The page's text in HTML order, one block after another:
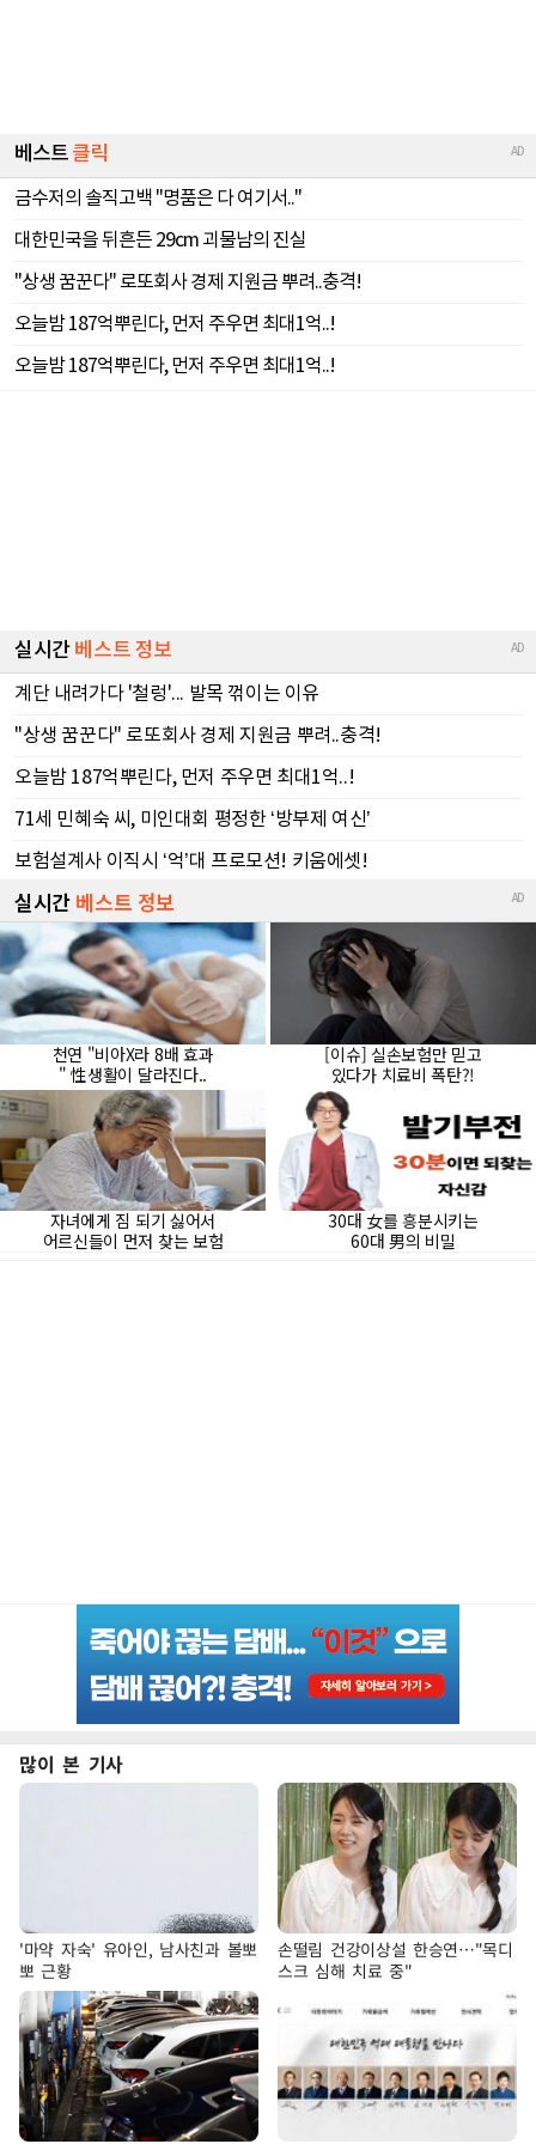
많이 본 기사
'마약 자숙' 유아인, 남사친과 볼뽀
뽀 근황
손떨림 건강이상설 한승연…"목디
스크 심해 치료 중"